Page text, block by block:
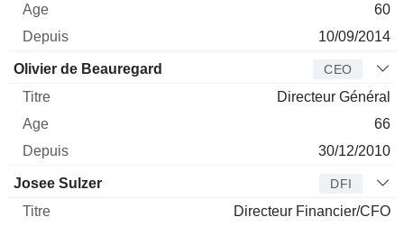
60
10/09/2014
Olivier de Beauregard CEO
Directeur Général
66
30/12/2010
Josee Sulzer DFI
Directeur Financier/CFO